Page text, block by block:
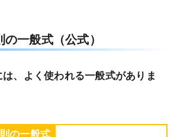
一般式（公式）
、よく使われる一般式がありま
の一般式